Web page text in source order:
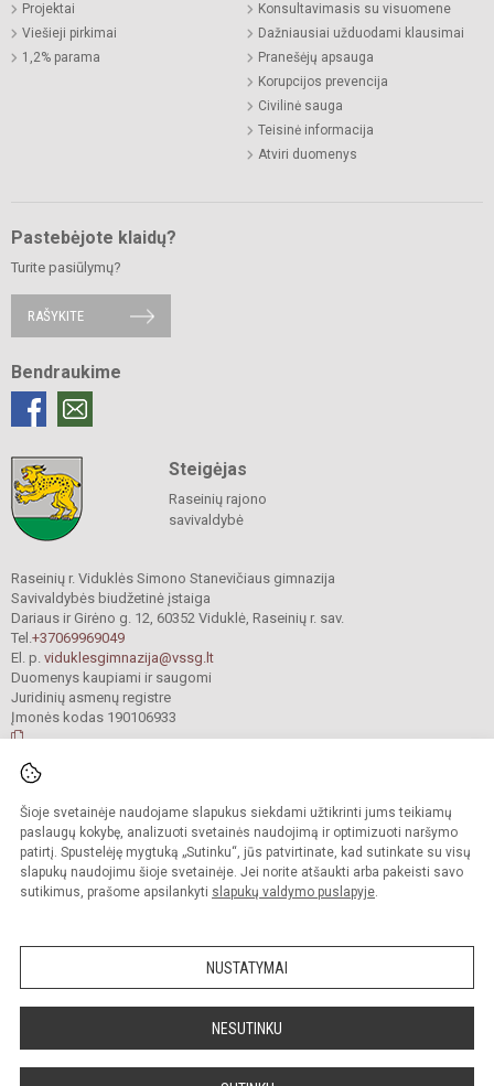
Šioje svetainėje naudojame slapukus siekdami užtikrinti jums teikiamų
paslaugų kokybę, analizuoti svetainės naudojimą ir optimizuoti naršymo
patirtį. Spustelėję mygtuką „Sutinku“, jūs patvirtinate, kad sutinkate su visų
slapukų naudojimu šioje svetainėje. Jei norite atšaukti arba pakeisti savo
sutikimus, prašome apsilankyti slapukų valdymo puslapyje.
NUSTATYMAI
NESUTINKU
Projektai
Viešieji pirkimai
1,2% parama
Konsultavimasis su visuomene
Dažniausiai užduodami klausimai
Pranešėjų apsauga
Korupcijos prevencija
Civilinė sauga
Teisinė informacija
Atviri duomenys
Pastebėjote klaidų?
Turite pasiūlymų?
RAŠYKITE
Bendraukime
Steigėjas
Raseinių rajono
savivaldybė
Raseinių r. Viduklės Simono Stanevičiaus gimnazija
Savivaldybės biudžetinė įstaiga
Dariaus ir Girėno g. 12, 60352 Viduklė, Raseinių r. sav.
Tel.+37069969049
El. p. viduklesgimnazija@vssg.lt
Duomenys kaupiami ir saugomi
Juridinių asmenų registre
Įmonės kodas 190106933
saugomos.
Kopijuoti turinį be raštiško gimnazijos sutikimo griežtai draudžiama.
Prieinamumo paraiška Slapukų valdymas
Sumanus būdas atnaujinti